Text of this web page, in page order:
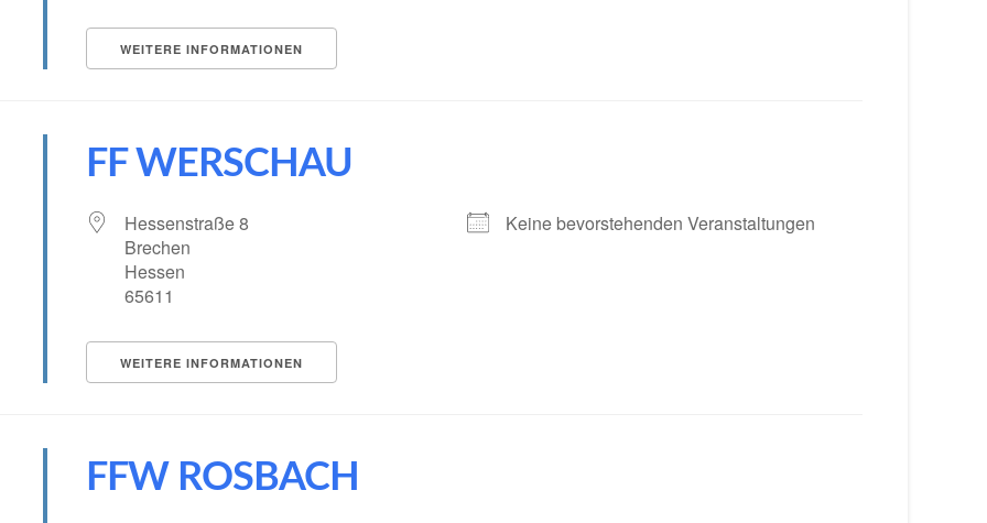
WEITERE INFORMATIONEN
FF WERSCHAU
Hessenstraße 8
Brechen
Hessen
65611
Keine bevorstehenden Veranstaltungen
WEITERE INFORMATIONEN
FFW ROSBACH